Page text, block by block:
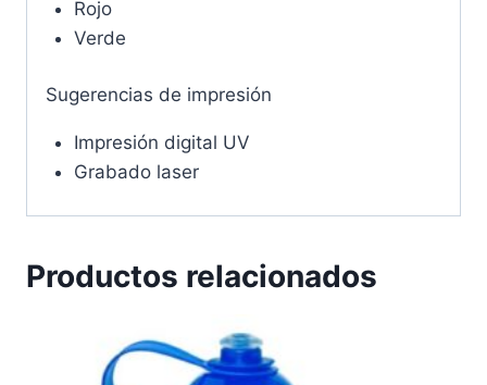
Rojo
Verde
Sugerencias de impresión
Impresión digital UV
Grabado laser
Productos relacionados